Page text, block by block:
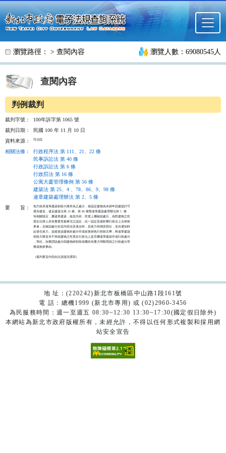
跳至主要內容
瀏覽路徑： > 查閱內容 瀏覽人數：69080545人
查閱內容
判例裁判
裁判字號：
100年訴字第 1065 號
裁判日期：
民國 100 年 11 月 10 日
資料來源：
司法院
相關法條 ：
行政程序法 第 111、21、22 條
民事訴訟法 第 40 條
行政訴訟法 第 6 條
行政罰法 第 16 條
公寓大廈管理條例 第 56 條
建築法 第 25、4 、78、86、9、98 條
違章建築處理辦法 第 2、5 條
要
旨：
地方政府違章建築拆除大隊所為之處分，係認定建物為未經申請建築許可
擅自建造，違反建築法第 25 條、第 86 條暨違章建築處理辦法第 5  條
等相關規定，屬違章建築，核其內容，性質上屬確認處分，為對建物之性
質在法律上具有重要意義事項之認定，此一認定直接影響行政法上法律效
果者；且確認處分於其內容涉及過去時，其效力得溯及既往，並自通知時
起發生效力。是縱使該建物於處分作成前業經執行拆除完畢，惟違章建築
拆除大隊並非不得就建物之性質在行政法上是否屬違章建築作成行政處分
，準此，自難謂該處分因建物經拆除係屬具有重大明顯瑕疵之行政處分而
構成無效事由。
（裁判要旨內容由法源資訊撰寫）
地 址：(220242)新北市板橋區中山路1段161號
電 話：總機1999 (新北市專用) 或 (02)2960-3456
為民服務時間：週一至週五 08:30~12:30 13:30~17:30(國定假日除外)
本網站為新北市政府版權所有，未經允許，不得以任何形式複製和採用網
站安全宣告